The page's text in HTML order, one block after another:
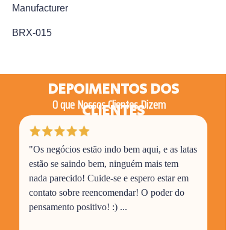
Manufacturer
BRX-015
O que Nossos Clientes Dizem
"Os negócios estão indo bem aqui, e as latas
estão se saindo bem, ninguém mais tem
nada parecido! Cuide-se e espero estar em
contato sobre reencomendar! O poder do
pensamento positivo! :) ...
DEPOIMENTOS DOS
CLIENTES